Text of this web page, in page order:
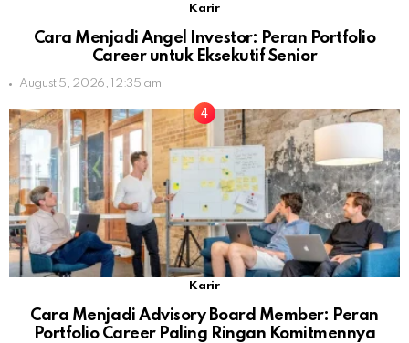
Karir
Cara Menjadi Angel Investor: Peran Portfolio
Career untuk Eksekutif Senior
August 5, 2026, 12:35 am
Karir
Cara Menjadi Advisory Board Member: Peran
Portfolio Career Paling Ringan Komitmennya